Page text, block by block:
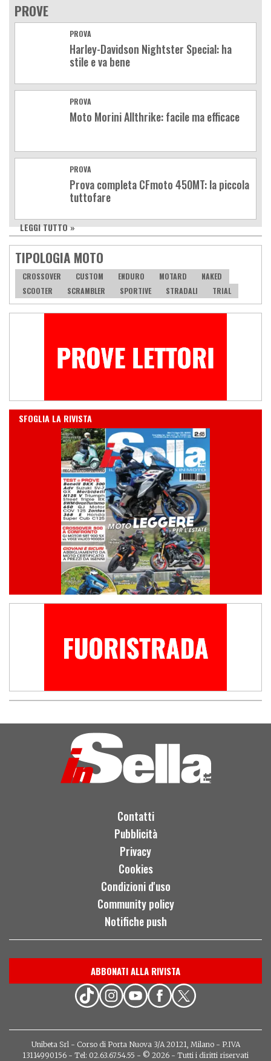
PROVE
PROVA
Harley-Davidson Nightster Special: ha
stile e va bene
PROVA
Moto Morini Allthrike: facile ma efficace
PROVA
Prova completa CFmoto 450MT: la piccola
tuttofare
LEGGI TUTTO »
TIPOLOGIA MOTO
CROSSOVER CUSTOM ENDURO MOTARD
NAKED
SCOOTER
SCRAMBLER SPORTIVE STRADALI TRIAL
IN EDICOLA
SFOGLIA LA RIVISTA
Contatti
Pubblicità
Privacy
Cookies
Condizioni d'uso
Community policy
Notifiche push
ABBONATI ALLA RIVISTA
Unibeta Srl - Corso di Porta Nuova 3/A 20121, Milano - P.IVA
13114990156 - Tel: 02.63.67.54.55 - © 2026 - Tutti i diritti riservati